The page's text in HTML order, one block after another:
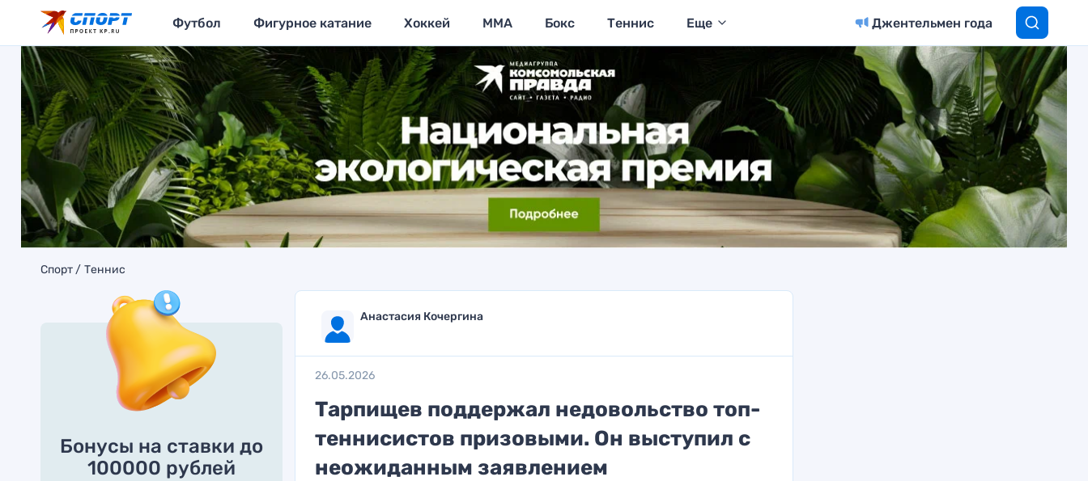
Футбол Фигурное катание Хоккей MMA Бокс Теннис Еще Джентельмен года
Спорт Теннис
Бонусы на ставки до
100000 рублей
Анастасия Кочергина
26.05.2026
Тарпищев поддержал недовольство топ-
теннисистов призовыми. Он выступил с
неожиданным заявлением